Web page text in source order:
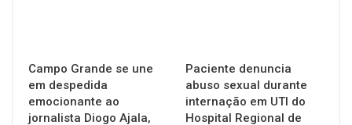
Campo Grande se une
em despedida
emocionante ao
jornalista Diogo Ajala,
Paciente denuncia
abuso sexual durante
internação em UTI do
Hospital Regional de